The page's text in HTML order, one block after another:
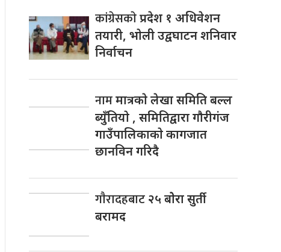
कांग्रेसकाेप्रदेश १ अधिवेशन
तयारी, भाेली उद्वघाटन शनिवार
निर्वाचन
नाममात्रकाे लेखा समिति बल्ल
ब्युँतियाे , समितिद्वारा गाैरीगंज
गाउँपालिकाकाे कागजात
छानविन गरिदै
गाैरादहबाट २५ बाेेरा सुर्ती
बरामद